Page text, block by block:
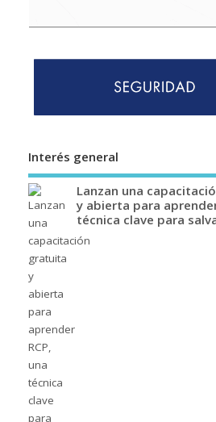
Interés general
Lanzan una
y abierta para aprender
técnica clave para